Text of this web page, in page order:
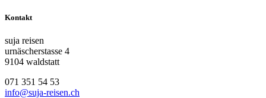
Kontakt
suja reisen
urnäscherstasse 4
9104 waldstatt
071 351 54 53
info@suja-reisen.ch